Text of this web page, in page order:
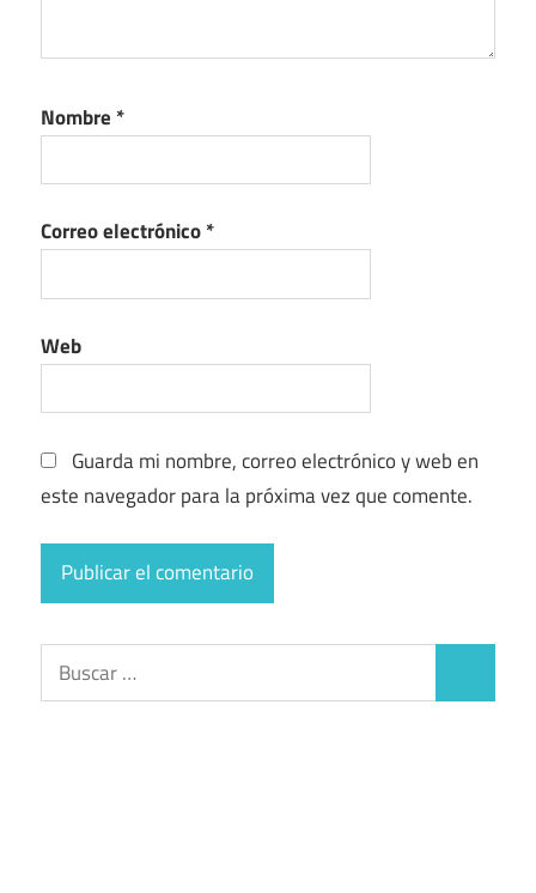
Nombre *
Correo electrónico*
Web
Guarda mi nombre, correo electrónico y web en
este navegador para la próxima vez que comente.
Buscar: